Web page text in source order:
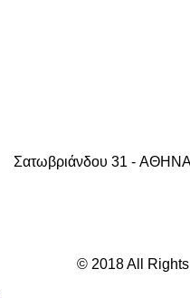
Σατωβριάνδου 31 - AΘHNA
© 2018 All Rights